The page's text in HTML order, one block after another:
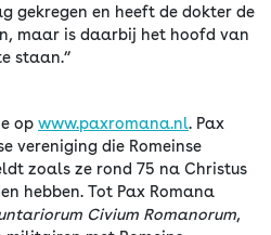
gekregen en heeft de dokter de
maar is daarbij het hoofd van
staan.”
op www.paxromana.nl. Pax
vereniging die Romeinse
zoals ze rond 75 na Christus
hebben. Tot Pax Romana
Civium Romanorum,